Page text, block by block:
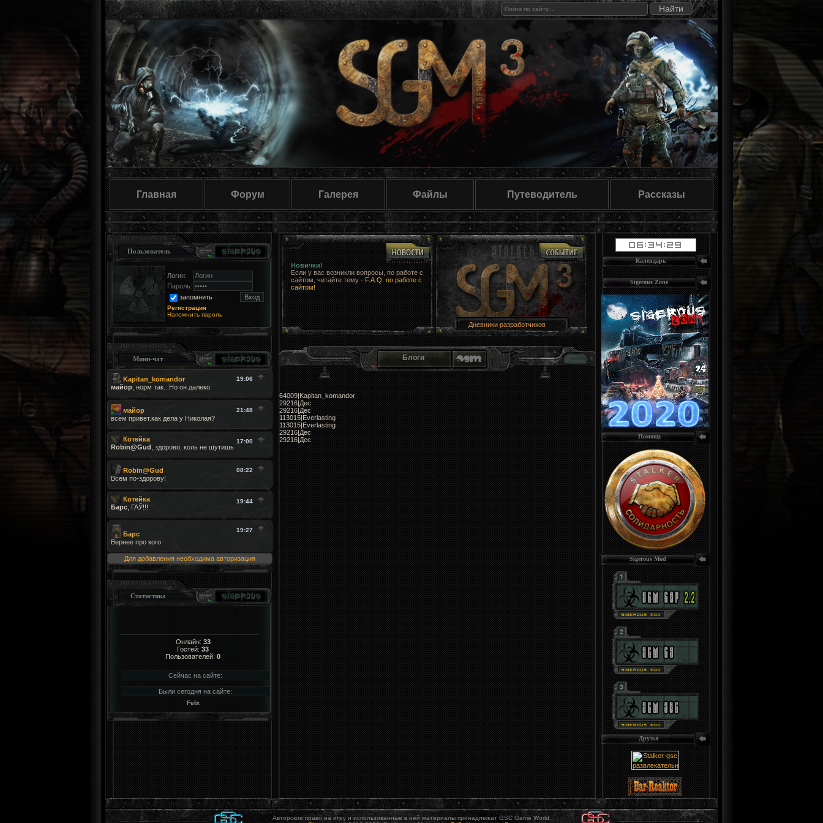
Главная Форум Галерея Файлы Путеводитель Рассказы
Пользователь
Логин:
Пароль:
запомнить
Регистрация
Напомнить пароль
Мини-чат
Для добавления необходима авторизация
Статистика
Онлайн: 33
Гостей: 33
Пользователей: 0
Сейчас на сайте:
Были сегодня на сайте:
Felix
Новички!
Если у вас возникли вопросы, по работе с
сайтом, читайте тему - F.A.Q. по работе с
сайтом!
Дневники разработчиков
Блоги
64009|Kapitan_komandor
29216|Дес
29216|Дес
113015|Everlasting
113015|Everlasting
29216|Дес
29216|Дес
Календарь
Sigerous Zone
Помощь
Sigerous Mod
Друзья
Авторское право на игру и использованные в ней материалы принадлежат GSC Game World.